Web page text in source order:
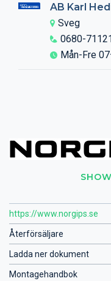
https://www.norgips.se
Återförsäljare
Ladda ner dokument
Montagehandbok
AB Karl
Sveg
0680-
Mån-Fre